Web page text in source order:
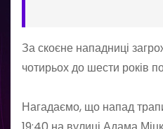
За скоєне нападниці
чотирьох до шести років
Нагадаємо, що напад